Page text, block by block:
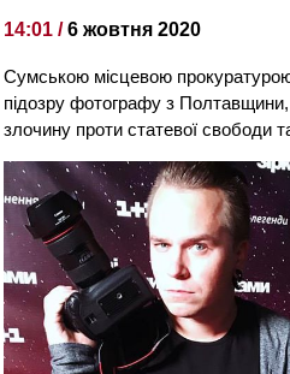
14:01 /6 жовтня 2020
Сумською місцевою
підозру фотографу з
злочину проти статевої свободи